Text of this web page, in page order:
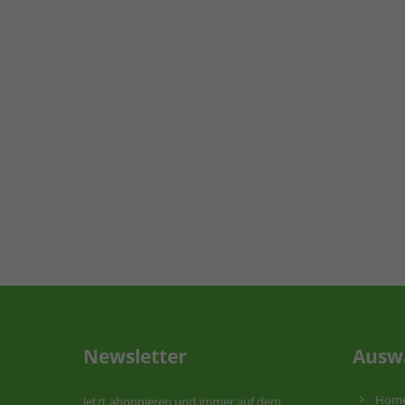
Newsletter
Jetzt abonnieren und immer auf dem